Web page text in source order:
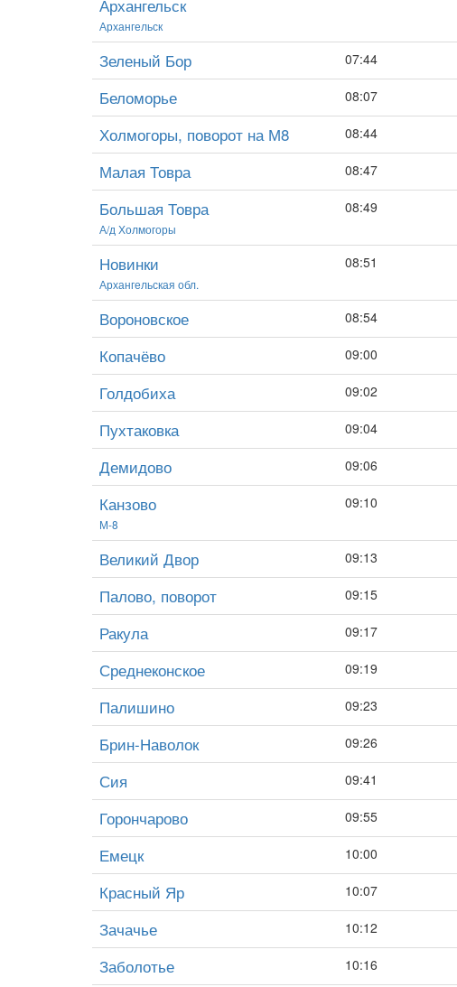
Архангельск
Архангельск
Зеленый Бор 07:44
Беломорье 08:07
Холмогоры, поворот на М8 08:44
Малая Товра 08:47
Большая Товра
А/д Холмогоры
08:49
Новинки
Архангельская обл.
08:51
Вороновское 08:54
Копачёво 09:00
Голдобиха 09:02
Пухтаковка 09:04
Демидово 09:06
Канзово
М-8
09:10
Великий Двор 09:13
Палово, поворот 09:15
Ракула 09:17
Среднеконское 09:19
Палишино 09:23
Брин-Наволок 09:26
Сия 09:41
Горончарово 09:55
Емецк 10:00
Красный Яр 10:07
Зачачье 10:12
Заболотье 10:16